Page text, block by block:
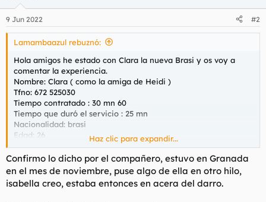
e
s
9 Jun 2022 #2
Lamambaazul rebuznó:
Hola amigos he estado con Clara la nueva Brasi y os voy a
comentar la experiencia.
Nombre: Clara ( como la amiga de Heidi )
Tfno: 672 525030
Tiempo contratado : 30 mn 60
Tiempo que duró el servicio : 25 mn
Nacionalidad: brasi
Edad: 26
Fotos reales: está más buena en persona
Carácter: muy simpática, implicada ,dicharachera
Descripción del fisico: os encontraréis una tía muy alta si se
pone los taconazos ,era más alta que yo.
Tetas naturales descomunales, culo grande y duro ,buen cuerpo
Haz clic para expandir...
Confirmo lo dicho por el compañero, estuvo en Granada
en el mes de noviembre, puse algo de ella en otro hilo,
isabella creo, estaba entonces en acera del darro.